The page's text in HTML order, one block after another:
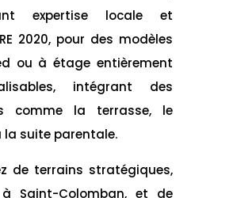
expertise locale et
2020, pour des modèles
ou à étage entièrement
intégrant des
comme la terrasse, le
la suite parentale.
de terrains stratégiques,
Saint-Colomban, et de